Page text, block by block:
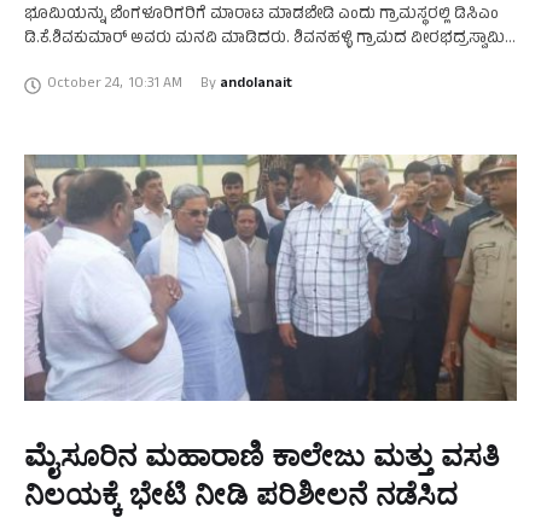
ಭೂಮಿಯನ್ನು ಬೆಂಗಳೂರಿಗರಿಗೆ ಮಾರಾಟ ಮಾಡಬೇಡಿ ಎಂದು ಗ್ರಾಮಸ್ಥರಲ್ಲಿ ಡಿಸಿಎಂ
ಡಿ.ಕೆ.ಶಿವಕುಮಾರ್ ಅವರು ಮನವಿ ಮಾಡಿದರು. ಶಿವನಹಳ್ಳಿ ಗ್ರಾಮದ ವೀರಭದ್ರಸ್ವಾಮಿ
… October 24, 10:31 AM By andolanait
ಮೈಸೂರಿನ ಮಹಾರಾಣಿ ಕಾಲೇಜು ಮತ್ತು ವಸತಿ
ನಿಲಯಕ್ಕೆ ಭೇಟಿ ನೀಡಿ ಪರಿಶೀಲನೆ ನಡೆಸಿದ